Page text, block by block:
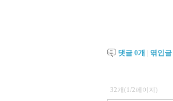
댓글 0개 | 엮인글
32개(1/2페이지)